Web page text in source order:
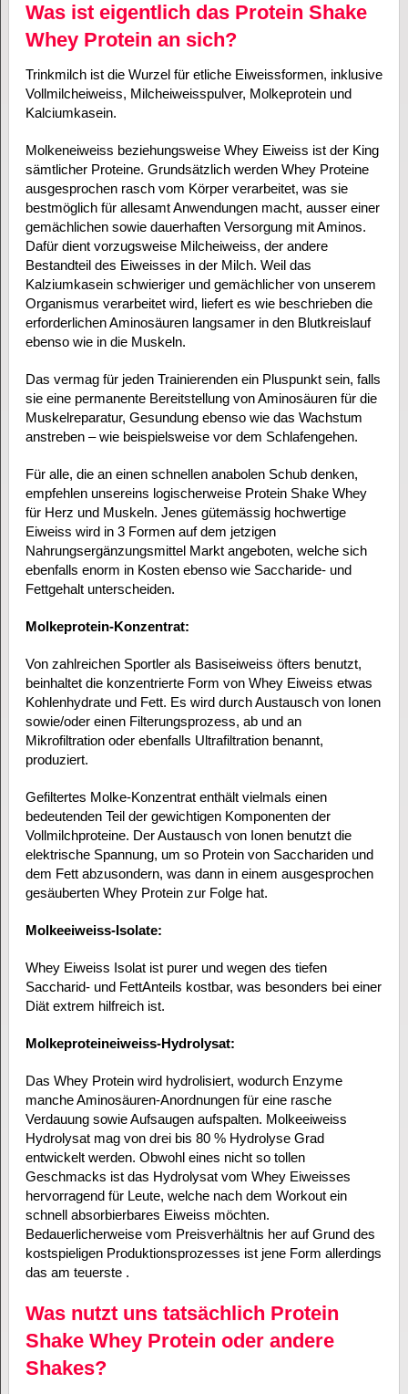
Was ist eigentlich das Protein Shake
Whey Protein an sich?
Trinkmilch ist die Wurzel für etliche Eiweissformen, inklusive
Vollmilcheiweiss, Milcheiweisspulver, Molkeprotein und
Kalciumkasein.
Molkeneiweiss beziehungsweise Whey Eiweiss ist der King
sämtlicher Proteine. Grundsätzlich werden Whey Proteine
ausgesprochen rasch vom Körper verarbeitet, was sie
bestmöglich für allesamt Anwendungen macht, ausser einer
gemächlichen sowie dauerhaften Versorgung mit Aminos.
Dafür dient vorzugsweise Milcheiweiss, der andere
Bestandteil des Eiweisses in der Milch. Weil das
Kalziumkasein schwieriger und gemächlicher von unserem
Organismus verarbeitet wird, liefert es wie beschrieben die
erforderlichen Aminosäuren langsamer in den Blutkreislauf
ebenso wie in die Muskeln.
Das vermag für jeden Trainierenden ein Pluspunkt sein, falls
sie eine permanente Bereitstellung von Aminosäuren für die
Muskelreparatur, Gesundung ebenso wie das Wachstum
anstreben – wie beispielsweise vor dem Schlafengehen.
Für alle, die an einen schnellen anabolen Schub denken,
empfehlen unsereins logischerweise Protein Shake Whey
für Herz und Muskeln. Jenes gütemässig hochwertige
Eiweiss wird in 3 Formen auf dem jetzigen
Nahrungsergänzungsmittel Markt angeboten, welche sich
ebenfalls enorm in Kosten ebenso wie Saccharide- und
Fettgehalt unterscheiden.
Molkeprotein-Konzentrat:
Von zahlreichen Sportler als Basiseiweiss öfters benutzt,
beinhaltet die konzentrierte Form von Whey Eiweiss etwas
Kohlenhydrate und Fett. Es wird durch Austausch von Ionen
sowie/oder einen Filterungsprozess, ab und an
Mikrofiltration oder ebenfalls Ultrafiltration benannt,
produziert.
Gefiltertes Molke-Konzentrat enthält vielmals einen
bedeutenden Teil der gewichtigen Komponenten der
Vollmilchproteine. Der Austausch von Ionen benutzt die
elektrische Spannung, um so Protein von Sacchariden und
dem Fett abzusondern, was dann in einem ausgesprochen
gesäuberten Whey Protein zur Folge hat.
Molkeeiweiss-Isolate:
Whey Eiweiss Isolat ist purer und wegen des tiefen
Saccharid- und FettAnteils kostbar, was besonders bei einer
Diät extrem hilfreich ist.
Molkeproteineiweiss-Hydrolysat:
Das Whey Protein wird hydrolisiert, wodurch Enzyme
manche Aminosäuren-Anordnungen für eine rasche
Verdauung sowie Aufsaugen aufspalten. Molkeeiweiss
Hydrolysat mag von drei bis 80 % Hydrolyse Grad
entwickelt werden. Obwohl eines nicht so tollen
Geschmacks ist das Hydrolysat vom Whey Eiweisses
hervorragend für Leute, welche nach dem Workout ein
schnell absorbierbares Eiweiss möchten.
Bedauerlicherweise vom Preisverhältnis her auf Grund des
kostspieligen Produktionsprozesses ist jene Form allerdings
das am teuerste .
Was nutzt uns tatsächlich Protein
Shake Whey Protein oder andere
Shakes?